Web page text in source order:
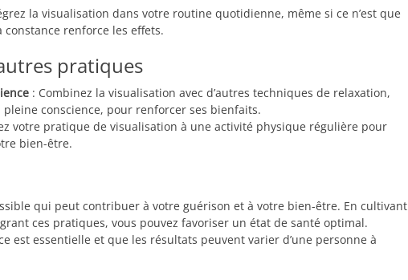
la visualisation dans votre routine quotidienne, même si ce n’est que
renforce les effets.
pratiques
: Combinez la visualisation avec d’autres techniques de relaxation,
conscience, pour renforcer ses bienfaits.
votre pratique de visualisation à une activité physique régulière pour
bien-être.
qui peut contribuer à votre guérison et à votre bien-être. En cultivant
ces pratiques, vous pouvez favoriser un état de santé optimal.
est essentielle et que les résultats peuvent varier d’une personne à